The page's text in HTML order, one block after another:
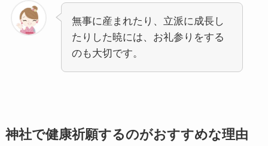
無事に産まれたり、立派に成長し
たりした暁には、お礼参りをする
のも大切です。
神社で健康祈願するのがおすすめな理由